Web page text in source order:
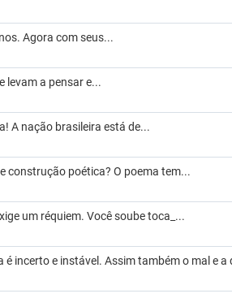
Agora com seus...
levam a pensar e...
A nação brasileira está de...
construção poética? O poema tem...
um réquiem. Você soube toca_...
é incerto e instável. Assim também o mal e a